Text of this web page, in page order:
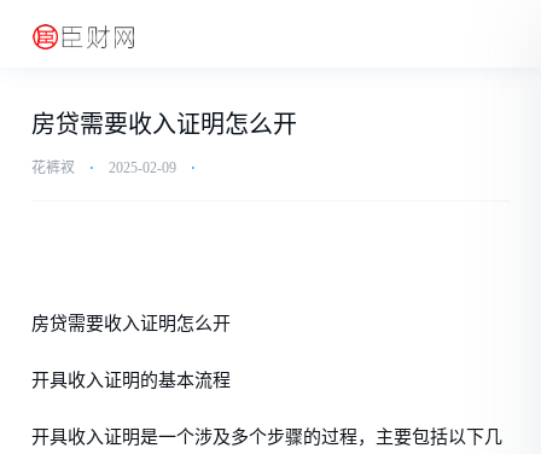
房贷需要收入证明怎么开
花裤衩 ⋅ 2025-02-09 ⋅
房贷需要收入证明怎么开
开具收入证明的基本流程
开具收入证明是一个涉及多个步骤的过程，主要包括以下几